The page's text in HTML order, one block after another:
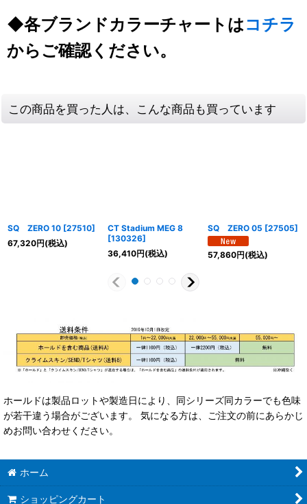
◆各ブランドカラーチャートはコチラ
からご確認ください。
この商品を買った人は、こんな商品も買っています
SQ ZERO 10 [27510]
67,320円(税込)
CT Stadium MEG 8
[130326]
36,410円(税込)
SQ ZERO 05 [27505]
57,860円(税込)
ホールドは製品ロットや製造日により、同シリーズ同カラーでも色味
が若干違う場合がございます。 気になる方は、ご注文の前にあらかじ
めお問い合わせください。
ホーム
ショッピングカート